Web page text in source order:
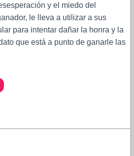
y el miedo del
le lleva a utilizar a sus
para intentar dañar la honra y la
que está a punto de ganarle las